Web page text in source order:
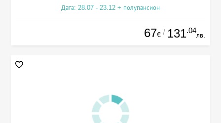
Дата: 28.07 - 23.12 + полупансион
67€ / 131.04
лв.